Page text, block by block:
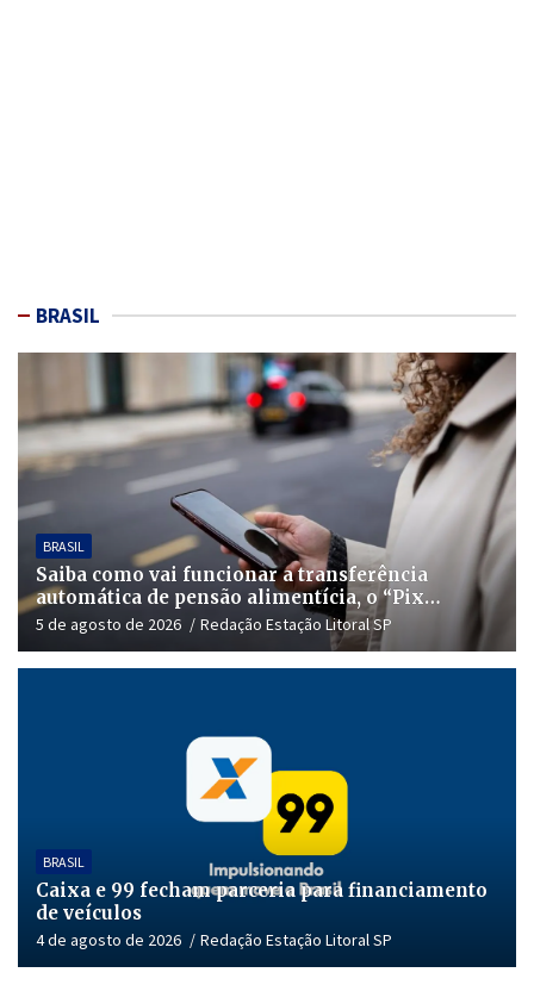
BRASIL
BRASIL
Saiba como vai funcionar a transferência
automática de pensão alimentícia, o “Pix
Pensão”
5 de agosto de 2026 Redação Estação Litoral SP
BRASIL
Caixa e 99 fecham parceria para financiamento
de veículos
4 de agosto de 2026 Redação Estação Litoral SP